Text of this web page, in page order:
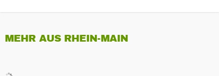
MEHR AUS RHEIN-MAIN